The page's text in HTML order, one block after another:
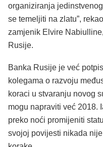
organiziranja
se temeljiti na zlatu”,
zamjenik Elvire
Rusije.
Banka Rusije je već
kolegama o razvoju
koraci u stvaranju novog
mogu napraviti već 2018.
preko noći promijeniti
svojoj povijesti nikada